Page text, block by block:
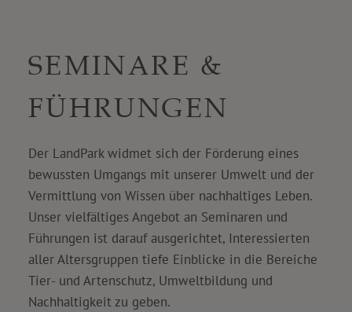
SEMINARE &
FÜHRUNGEN
Der LandPark widmet sich der Förderung eines
bewussten Umgangs mit unserer Umwelt und der
Vermittlung von Wissen über nachhaltiges Leben.
Unser vielfältiges Angebot an Seminaren und
Führungen ist darauf ausgerichtet, Interessierten
aller Altersgruppen tiefe Einblicke in die Bereiche
Tier- und Artenschutz, Umweltbildung und
Nachhaltigkeit zu geben.